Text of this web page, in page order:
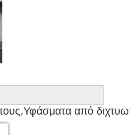
Υφάσματα από